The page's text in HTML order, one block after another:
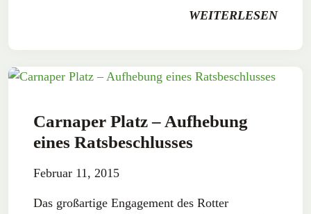
WEITERLESEN
Carnaper Platz – Aufhebung
eines Ratsbeschlusses
Februar 11, 2015
Das großartige Engagement des Rotter